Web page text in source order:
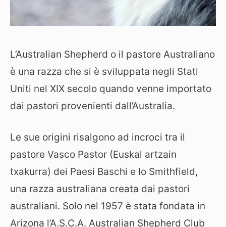
L’Australian Shepherd o il pastore Australiano
è una razza che si è sviluppata negli Stati
Uniti nel XIX secolo quando venne importato
dai pastori provenienti dall’Australia.
Le sue origini risalgono ad incroci tra il
pastore Vasco Pastor (Euskal artzain
txakurra) dei Paesi Baschi e lo Smithfield,
una razza australiana creata dai pastori
australiani. Solo nel 1957 è stata fondata in
Arizona l’A.S.C.A. Australian Shepherd Club